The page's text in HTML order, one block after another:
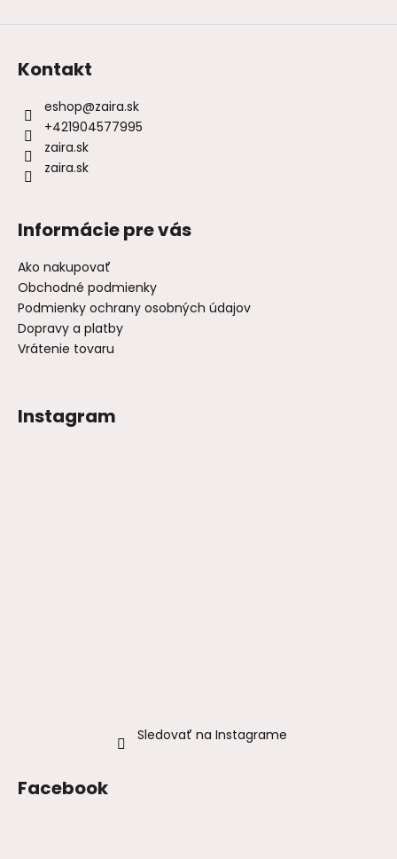
Kontakt
eshop@zaira.sk
+421904577995
zaira.sk
zaira.sk
Informácie pre vás
Ako nakupovať
Obchodné podmienky
Podmienky ochrany osobných údajov
Dopravy a platby
Vrátenie tovaru
Instagram
Sledovať na Instagrame
Facebook